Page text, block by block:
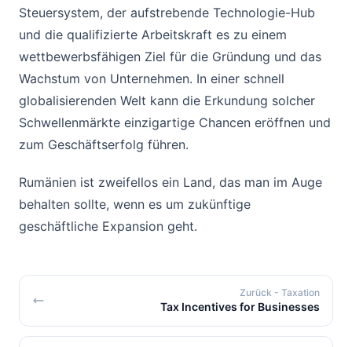
Steuersystem, der aufstrebende Technologie-Hub
und die qualifizierte Arbeitskraft es zu einem
wettbewerbsfähigen Ziel für die Gründung und das
Wachstum von Unternehmen. In einer schnell
globalisierenden Welt kann die Erkundung solcher
Schwellenmärkte einzigartige Chancen eröffnen und
zum Geschäftserfolg führen.
Rumänien ist zweifellos ein Land, das man im Auge
behalten sollte, wenn es um zukünftige
geschäftliche Expansion geht.
Zurück - Taxation
Tax Incentives for Businesses